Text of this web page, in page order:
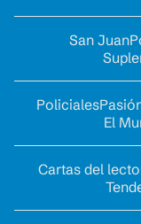
San Juan
Policiales
El
Cartas del